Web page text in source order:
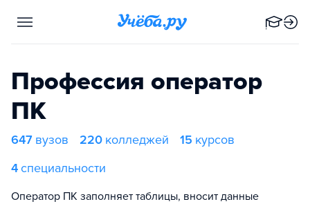
Профессия оператор
ПК
647 вузов 220 колледжей 15 курсов
4специальности
Оператор ПК заполняет таблицы, вносит данные